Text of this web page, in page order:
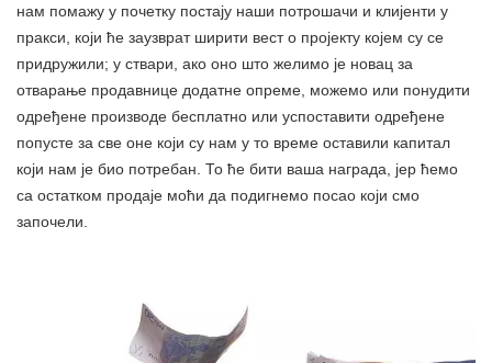
нам помажу у почетку постају наши потрошачи и клијенти у
пракси, који ће заузврат ширити вест о пројекту којем су се
придружили; у ствари, ако оно што желимо је новац за
отварање продавнице додатне опреме, можемо или понудити
одређене производе бесплатно или успоставити одређене
попусте за све оне који су нам у то време оставили капитал
који нам је био потребан. То ће бити ваша награда, јер ћемо
са остатком продаје моћи да подигнемо посао који смо
започели.